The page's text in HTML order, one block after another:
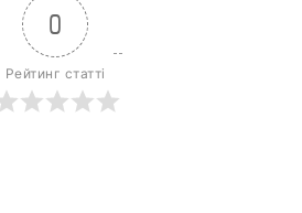
0
Рейтинг статті